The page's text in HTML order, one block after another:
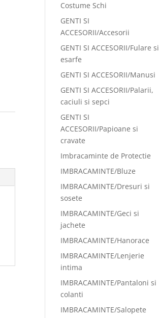
Costume Schi
GENTI SI
ACCESORII/Accesorii
GENTI SI ACCESORII/Fulare si
esarfe
GENTI SI ACCESORII/Manusi
GENTI SI ACCESORII/Palarii,
caciuli si sepci
GENTI SI
ACCESORII/Papioane si
cravate
Imbracaminte de Protectie
IMBRACAMINTE/Bluze
IMBRACAMINTE/Dresuri si
sosete
IMBRACAMINTE/Geci si
jachete
IMBRACAMINTE/Hanorace
IMBRACAMINTE/Lenjerie
intima
IMBRACAMINTE/Pantaloni si
colanti
IMBRACAMINTE/Salopete